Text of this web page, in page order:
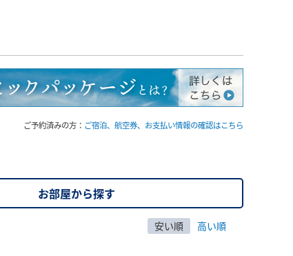
ご予約済みの方： ご宿泊、航空券、お支払い情報の確認はこちら
お部屋から探す
安い順 高い順